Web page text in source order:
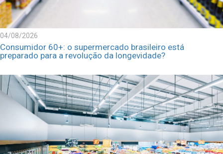
04/08/2026
Consumidor 60+: o supermercado brasileiro está
preparado para a revolução da longevidade?